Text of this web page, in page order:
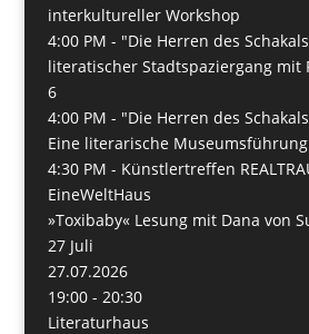
interkultureller Workshop
4:00 PM - "Die Herren des
literatischer Stadtspaziergang mit
6
4:00 PM - "Die Herren des
Eine literarische
4:30 PM - Künstlertreffen
EineWeltHaus
»Toxibaby« Lesung mit Dana von
27 Juli
27.07.2026
19:00 - 20:30
Literaturhaus